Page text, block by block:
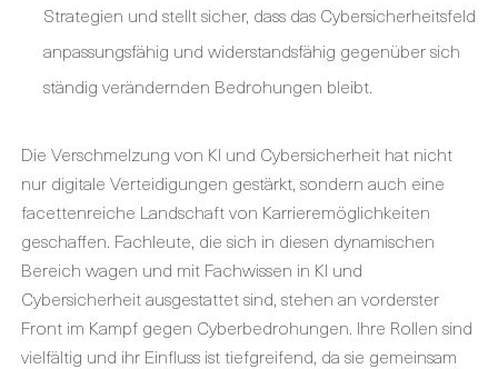
Strategien und stellt sicher, dass das Cybersicherheitsfeld
anpassungsfähig und widerstandsfähig gegenüber sich
ständig verändernden Bedrohungen bleibt.
Die Verschmelzung von KI und Cybersicherheit hat nicht
nur digitale Verteidigungen gestärkt, sondern auch eine
facettenreiche Landschaft von Karrieremöglichkeiten
geschaffen. Fachleute, die sich in diesen dynamischen
Bereich wagen und mit Fachwissen in KI und
Cybersicherheit ausgestattet sind, stehen an vorderster
Front im Kampf gegen Cyberbedrohungen. Ihre Rollen sind
vielfältig und ihr Einfluss ist tiefgreifend, da sie gemeinsam